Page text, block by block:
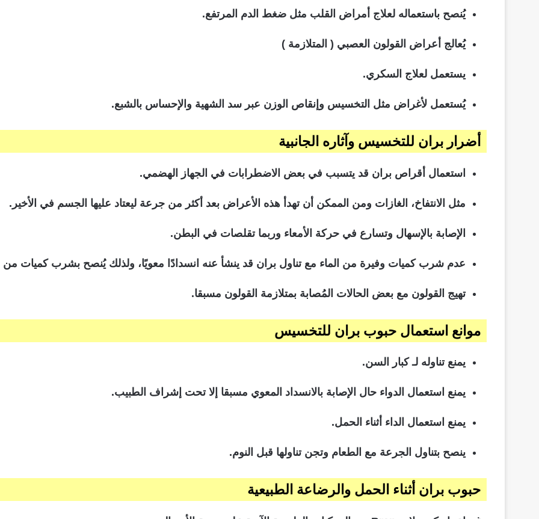
يُنصح باستعماله لعلاج أمراض القلب مثل ضغط الدم المرتفع.
يُعالج أعراض القولون العصبي ( المتلازمة )
يستعمل لعلاج السكري.
يُستعمل لأغراض مثل التخسيس وإنقاص الوزن عبر سد الشهية والإحساس بالشبع.
أضرار بران للتخسيس وآثاره الجانبية
استعمال أقراص بران قد يتسبب في بعض الاضطرابات في الجهاز الهضمي.
مثل الانتفاخ، الغازات ومن الممكن أن تهدأ هذه الأعراض بعد أكثر من جرعة ليعتاد عليها الجسم في الأخير.
الإصابة بالإسهال وتسارع في حركة الأمعاء وربما تقلصات في البطن.
عدم شرب كميات وفيرة من الماء مع تناول بران قد ينشأ عنه انسدادًا معويًا، ولذلك يُنصح بشرب كميات من
تهيج القولون مع بعض الحالات المُصابة بمتلازمة القولون مسبقا.
موانع استعمال حبوب بران للتخسيس
يمنع تناوله لـ كبار السن.
يمنع استعمال الدواء حال الإصابة بالانسداد المعوي مسبقا إلا تحت إشراف الطبيب.
يمنع استعمال الداء أثناء الحمل.
ينصح بتناول الجرعة مع الطعام وتجن تناولها قبل النوم.
حبوب بران أثناء الحمل والرضاعة الطبيعية